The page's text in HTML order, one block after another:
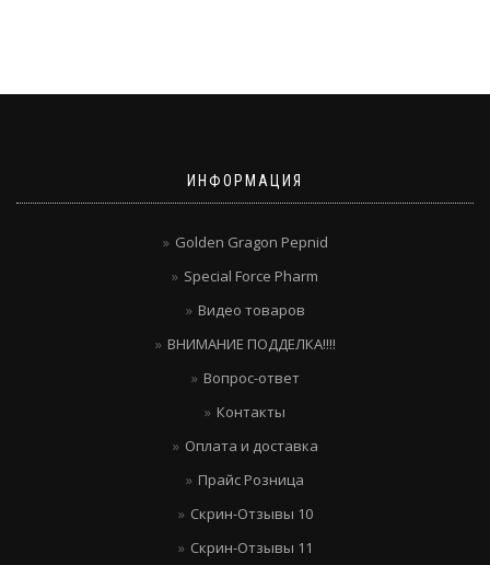
ИНФОРМАЦИЯ
Golden Gragon Pepnid
Special Force Pharm
Видео товаров
ВНИМАНИЕ ПОДДЕЛКА!!!!
Вопрос-ответ
Контакты
Оплата и доставка
Прайс Розница
Скрин-Отзывы 10
Скрин-Отзывы 11